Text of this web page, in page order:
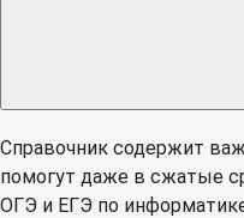
Справочник содержит
помогут даже в сжатые
ОГЭ и ЕГЭ по